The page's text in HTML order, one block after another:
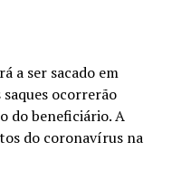
a ser sacado em
ocorrerão
do beneficiário. A
do coronavírus na